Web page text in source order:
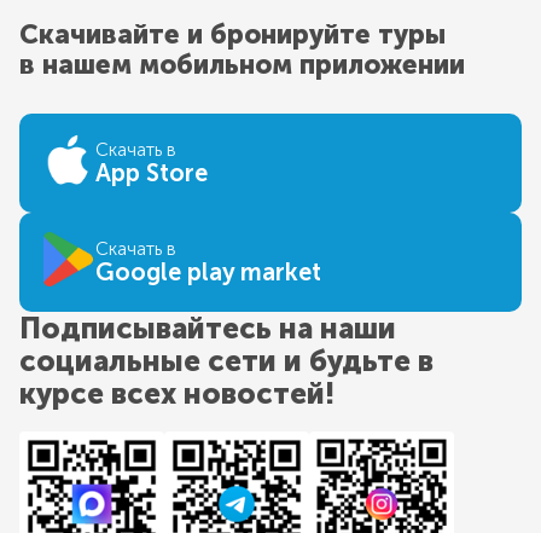
Скачивайте и бронируйте туры
в нашем мобильном приложении
Скачать в
App Store
Скачать в
Google play market
Подписывайтесь на наши
социальные сети и будьте в
курсе всех новостей!